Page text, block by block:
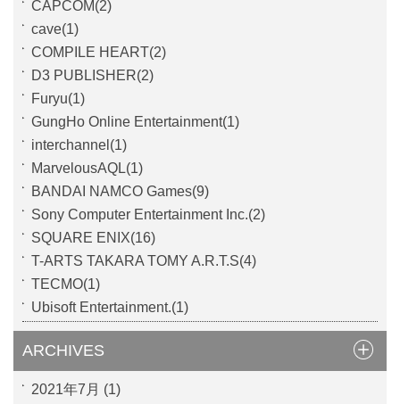
CAPCOM(2)
cave(1)
COMPILE HEART(2)
D3 PUBLISHER(2)
Furyu(1)
GungHo Online Entertainment(1)
interchannel(1)
MarvelousAQL(1)
BANDAI NAMCO Games(9)
Sony Computer Entertainment Inc.(2)
SQUARE ENIX(16)
T-ARTS TAKARA TOMY A.R.T.S(4)
TECMO(1)
Ubisoft Entertainment.(1)
ARCHIVES
2021年7月 (1)